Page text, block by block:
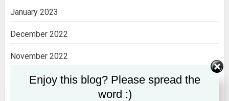
January 2023
December 2022
November 2022
October 2022
Enjoy this blog? Please spread the
word :)